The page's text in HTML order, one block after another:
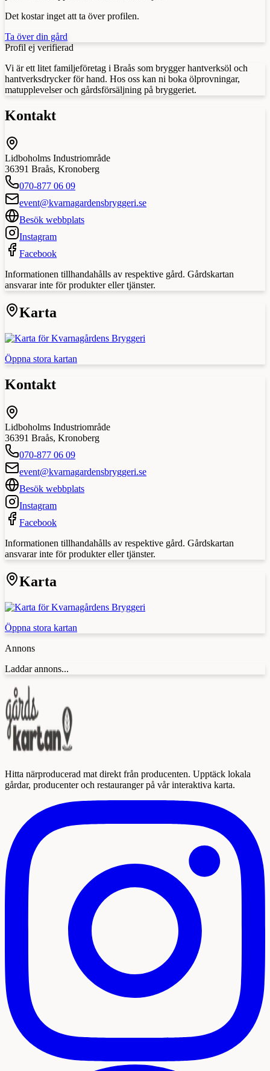
Det kostar inget att ta över profilen.
Ta över din gård
Profil ej verifierad
Vi är ett litet familjeföretag i Braås som brygger hantverksöl och
hantverksdrycker för hand. Hos oss kan ni boka ölprovningar,
matupplevelser och gårdsförsäljning på bryggeriet.
Kontakt
Lidboholms Industriområde
36391 Braås, Kronoberg
070-877 06 09
event@kvarnagardensbryggeri.se
Besök webbplats
Instagram
Facebook
Informationen tillhandahålls av respektive gård. Gårdskartan
ansvarar inte för produkter eller tjänster.
Karta
Öppna stora kartan
Kontakt
Lidboholms Industriområde
36391 Braås, Kronoberg
070-877 06 09
event@kvarnagardensbryggeri.se
Besök webbplats
Instagram
Facebook
Informationen tillhandahålls av respektive gård. Gårdskartan
ansvarar inte för produkter eller tjänster.
Karta
Öppna stora kartan
Annons
Laddar annons...
Hitta närproducerad mat direkt från producenten. Upptäck lokala
gårdar, producenter och restauranger på vår interaktiva karta.